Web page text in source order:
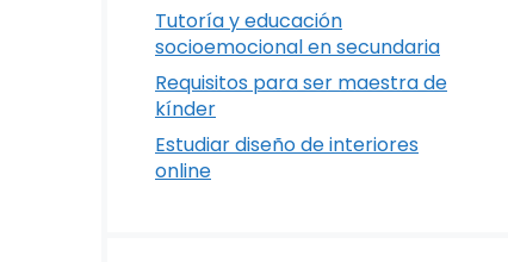
Tutoría y educación
socioemocional en secundaria
Requisitos para ser maestra de
kínder
Estudiar diseño de interiores
online